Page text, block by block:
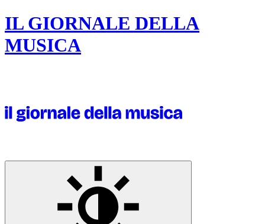
IL GIORNALE DELLA
MUSICA